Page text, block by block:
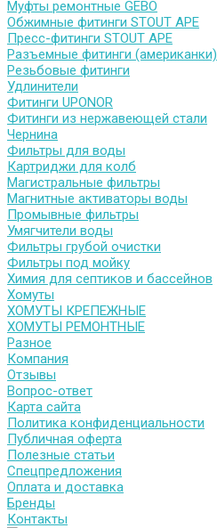
Муфты ремонтные GEBO
Обжимные фитинги STOUT APE
Пресс-фитинги STOUT APE
Разъемные фитинги (американки)
Резьбовые фитинги
Удлинители
Фитинги UPONOR
Фитинги из нержавеющей стали
Чернина
Фильтры для воды
Картриджи для колб
Магистральные фильтры
Магнитные активаторы воды
Промывные фильтры
Умягчители воды
Фильтры грубой очистки
Фильтры под мойку
Химия для септиков и бассейнов
Хомуты
ХОМУТЫ КРЕПЕЖНЫЕ
ХОМУТЫ РЕМОНТНЫЕ
Разное
Компания
Отзывы
Вопрос-ответ
Карта сайта
Политика конфиденциальности
Публичная оферта
Полезные статьи
Спецпредложения
Оплата и доставка
Бренды
Контакты